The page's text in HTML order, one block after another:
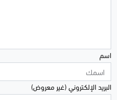
اسم
البريد الإلكتروني (غير معروض)